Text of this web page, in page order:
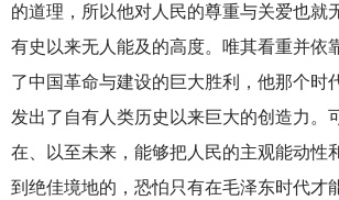
的道理，所以他对人民的尊重与关爱也就
有史以来无人能及的高度。唯其看重并依
了中国革命与建设的巨大胜利，他那个时
发出了自有人类历史以来巨大的创造力。
在、以至未来，能够把人民的主观能动性
到绝佳境地的，恐怕只有在毛泽东时代才